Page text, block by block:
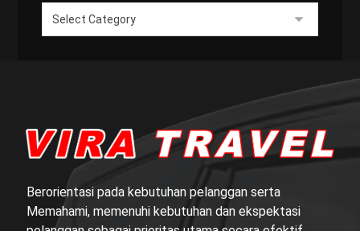
Berorientasi pada kebutuhan pelanggan serta
Memahami, memenuhi kebutuhan dan ekspektasi